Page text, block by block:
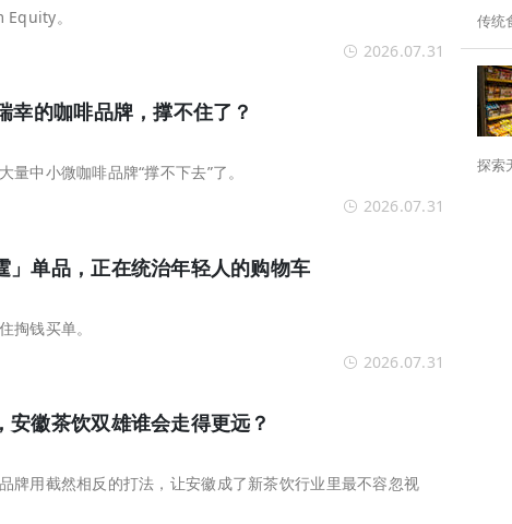
。
2026.07.31
幸的咖啡品牌，撑不住了？
中小微咖啡品牌“撑不下去”了。
2026.07.31
」单品，正在统治年轻人的购物车
掏钱买单。
2026.07.31
徽茶饮双雄谁会走得更远？
牌用截然相反的打法，让安徽成了新茶饮行业里最不容忽视
南。
传统
探索